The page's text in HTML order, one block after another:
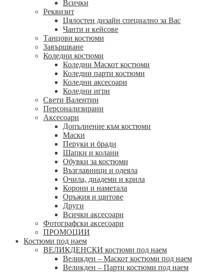
Всички
Реквизит
Цялостен дизайн специално за Вас
Чанти и кейсове
Танцови костюми
Завършване
Коледни костюми
Коледни Маскот костюми
Коледни парти костюми
Коледни аксесоари
Коледни игри
Свети Валентин
Персонализирани
Аксесоари
Допълнение към костюми
Маски
Перуки и бради
Шапки и колани
Обувки за костюми
Възглавници и одеяла
Очила, диадеми и крила
Корони и наметала
Оръжия и щитове
Други
Всички аксесоари
Фотографски аксесоари
ПРОМОЦИИ
Костюми под наем
ВЕЛИКДЕНСКИ костюми под наем
Великден – Маскот костюми под наем
Великден – Парти костюми под наем